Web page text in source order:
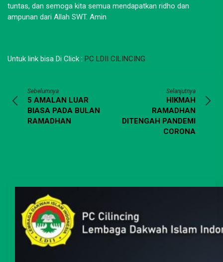
tuntas, dan semoga kita semua mendapatkan ridho dan
ampunan dari Allah SWT. Amin
Untuk link bisa Di Click : PC LDII CILINCING
Sebelumnya
5 AMALAN LUAR
BIASA PADA BULAN
RAMADHAN
Selanjutnya
HIKMAH
RAMADHAN
DITENGAH PANDEMI
CORONA